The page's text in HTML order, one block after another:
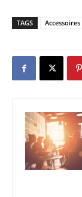
TAGS Accessoires